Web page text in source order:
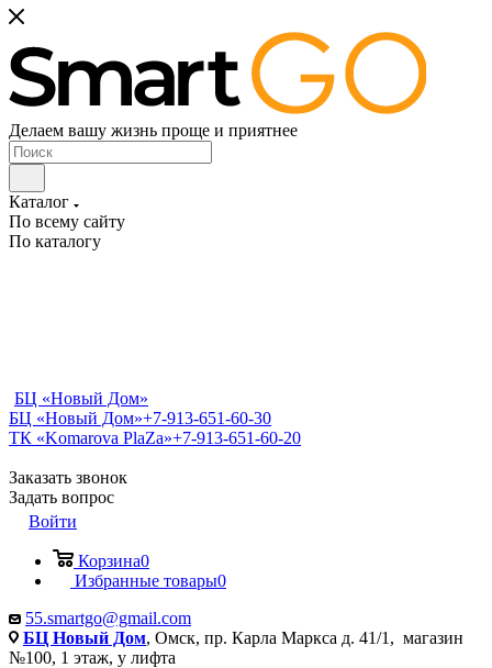
Делаем вашу жизнь проще и приятнее
Каталог
По всему сайту
По каталогу
БЦ «Новый Дом»
БЦ «Новый Дом»+7-913-651-60-30
ТК «Komarova PlaZa»+7-913-651-60-20
Заказать звонок
Задать вопрос
Войти
Корзина0
Избранные товары0
55.smartgo@gmail.com
БЦ Новый Дом, Омск, пр. Карла Маркса д. 41/1, магазин
№100, 1 этаж, у лифта